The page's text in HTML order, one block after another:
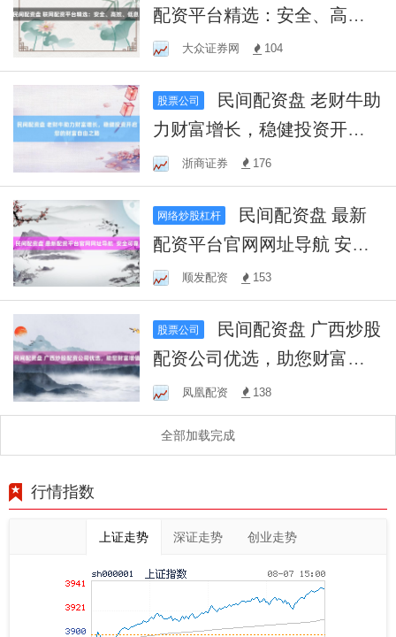
配资平台精选：安全、高
效、低息！
大众证券网 104
股票公司
力财富增长，稳健投资开启
您的财富自由之路
浙商证券 176
网络炒股杠杆
配资平台官网网址导航 安全
可靠顺发配资 153
股票公司
配资公司优选，助您财富增
值
凤凰配资 138
全部加载完成
行情指数
上证走势 深证走势 创业走势